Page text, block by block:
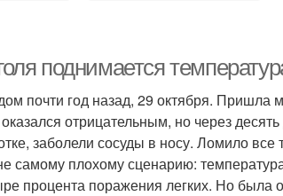
поднимается
почти год назад, 29 октября. Пришла
отрицательным, но через
заболели сосуды в носу. Ломило
самому плохому сценарию:
процента поражения легких. Но была